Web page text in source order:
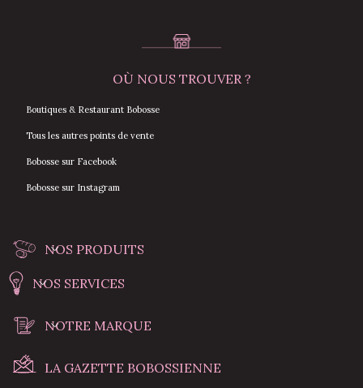
OÙ NOUS TROUVER ?
Boutiques & Restaurant Bobosse
Tous les autres points de vente
Bobosse sur Facebook
Bobosse sur Instagram
NOS PRODUITS
NOS SERVICES
NOTRE MARQUE
LA GAZETTE BOBOSSIENNE